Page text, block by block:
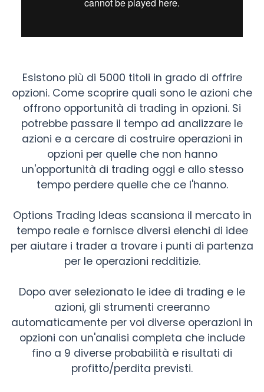
Esistono più di 5000 titoli in grado di offrire
opzioni. Come scoprire quali sono le azioni che
offrono opportunità di trading in opzioni. Si
potrebbe passare il tempo ad analizzare le
azioni e a cercare di costruire operazioni in
opzioni per quelle che non hanno
un'opportunità di trading oggi e allo stesso
tempo perdere quelle che ce l'hanno.
Options Trading Ideas scansiona il mercato in
tempo reale e fornisce diversi elenchi di idee
per aiutare i trader a trovare i punti di partenza
per le operazioni redditizie.
Dopo aver selezionato le idee di trading e le
azioni, gli strumenti creeranno
automaticamente per voi diverse operazioni in
opzioni con un'analisi completa che include
fino a 9 diverse probabilità e risultati di
profitto/perdita previsti.